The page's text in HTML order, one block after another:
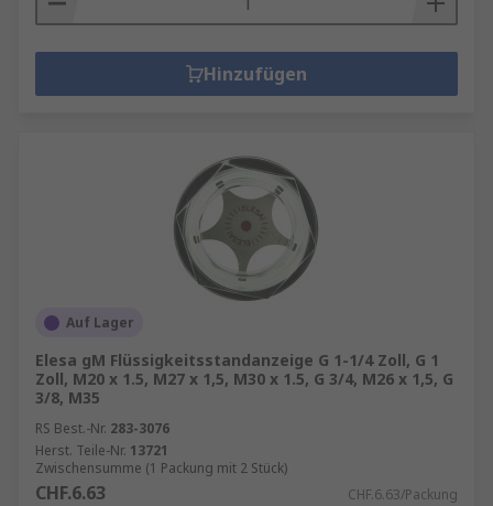
Hinzufügen
Auf Lager
Elesa gM Flüssigkeitsstandanzeige G 1-1/4 Zoll, G 1
Zoll, M20 x 1.5, M27 x 1,5, M30 x 1.5, G 3/4, M26 x 1,5, G
3/8, M35
RS Best.-Nr. 283-3076
Herst. Teile-Nr. 13721
Zwischensumme (1 Packung mit 2 Stück)
CHF.6.63 CHF.6.63/Packung